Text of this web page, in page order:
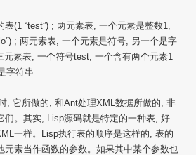
(1 “test”) ; 两元素表, 一个元素是整数1,
; 两元素表, 一个元素是符号, 另一个是字
元素表, 一个符号test, 一个含有两个元素1
字符串
, 它所做的, 和Ant处理XML数据所做的, 非
们。其实, Lisp源码就是特定的一种表, 好
一样。Lisp执行表的顺序是这样的, 表的
元素当作函数的参数。如果其中某个参数也